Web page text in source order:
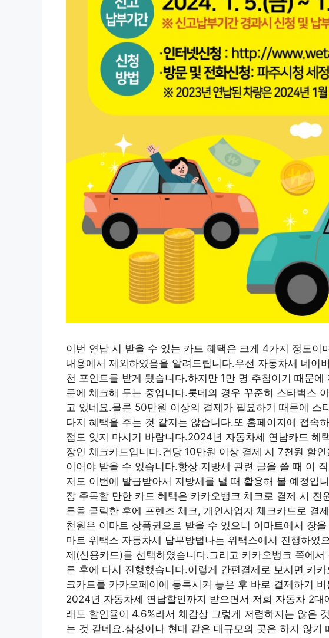
이번 연납 시 받을 수 있는 카드 혜택은 크게 4가지 정도이
내용에서 제외하였음을 알려드립니다.우선 자동차세 네이
천 포인트를 받게 됐습니다.하지만 1만 명 추첨이기 때문
문에 체크해 두는 중입니다.롯데의 경우 꾸준히 스타벅스
고 있네요.물론 50만원 이상의 결제가 필요하기 때문에 스
다지 혜택을 주는 것 같지는 않습니다.또 홈페이지에 접속
점도 잊지 마시기 바랍니다.2024년 자동차세 연납카드 혜
장인 체크카드입니다.건당 10만원 이상 결제 시 7천원 할
이어야 받을 수 있습니다.항상 지방세 관련 글을 쓸 때 이
저도 이번에 발급받아서 지방세를 낼 때 활용해 볼 예정입
장 주목할 만한 카드 혜택은 카카오뱅크 체크로 결제 시 전
튼을 클릭한 후에 프렌즈 체크, 개인사업자 체크카드로 결
천원은 이마트 상품권으로 받을 수 있으니 이마트에서 장
마트 위택스 자동차세 납부방법나는 위택스에서 진행하였
제(신용카드)를 선택하였습니다.그리고 카카오뱅크 쪽에
른 후에 다시 진행했습니다.이렇게 간편결제로 보시면 카
크카드를 카카오페이에 등록시켜 놓은 후 바로 결제하기
2024년 자동차세 연납할인까지 받으면서 저희 자동차 2대
래도 할인율이 4.6%라서 체감상 그렇게 저렴하지는 않은
는 것 같네요.삼성이나 현대 같은 대규모의 곳은 하지 않기